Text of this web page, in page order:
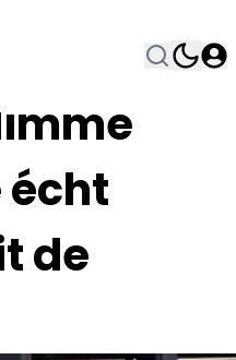
écht
de